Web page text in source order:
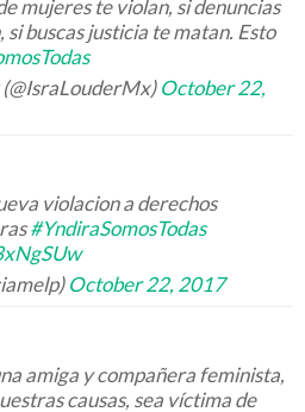
mujeres te violan, si denuncias
buscas justicia te matan. Esto
October 22,
violacion a derechos
#YndiraSomosTodas
October 22, 2017
amiga y compañera feminista,
causas, sea víctima de